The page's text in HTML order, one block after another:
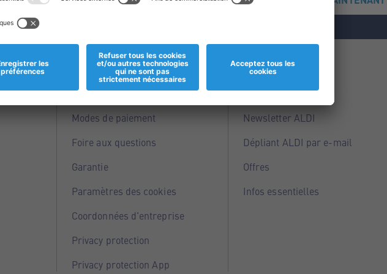
Informations
Magasins
Modes de paiement
Foire aux questions
Garantie
Paramètres des cookies
Coordonnées d'entreprise
Privacy protection
Privacy protection App
Service
Points ALDI
Newsletter ALDI
Dépliant ALDI par e-mail
Offres
Infos essentielles